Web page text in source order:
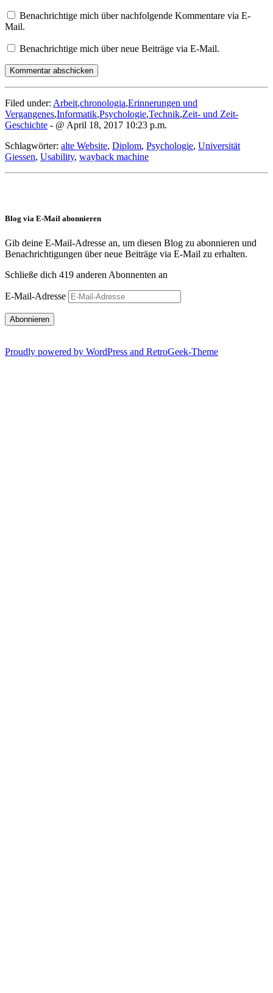
Benachrichtige mich über nachfolgende Kommentare via E-
Mail.
Benachrichtige mich über neue Beiträge via E-Mail.
Filed under: Arbeit,chronologia,Erinnerungen und
Vergangenes,Informatik,Psychologie,Technik,Zeit- und Zeit-
Geschichte - @ April 18, 2017 10:23 p.m.
Schlagwörter: alte Website, Diplom, Psychologie, Universität
Giessen, Usability, wayback machine
Blog via E-Mail abonnieren
Gib deine E-Mail-Adresse an, um diesen Blog zu abonnieren und
Benachrichtigungen über neue Beiträge via E-Mail zu erhalten.
Schließe dich 419 anderen Abonnenten an
E-Mail-Adresse
Abonnieren
Proudly powered by WordPress and RetroGeek-Theme